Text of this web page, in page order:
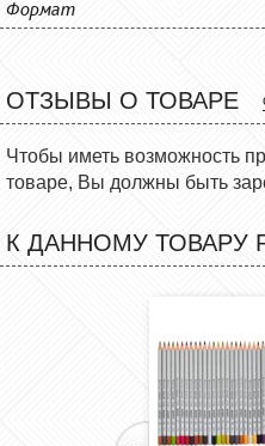
Формат
ОТЗЫВЫ О ТОВАРЕ
Чтобы иметь возможность
товаре, Вы должны быть
К ДАННОМУ ТОВАРУ